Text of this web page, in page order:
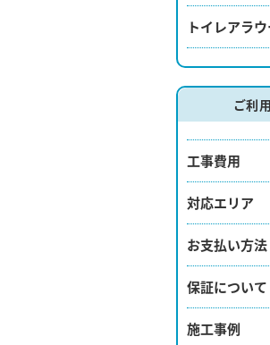
トイレアラウ
ご利
工事費用
対応エリア
お支払い方法
保証について
施工事例